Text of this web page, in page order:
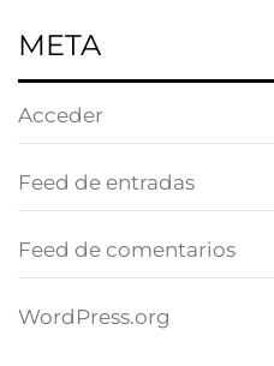
META
Acceder
Feed de entradas
Feed de comentarios
WordPress.org